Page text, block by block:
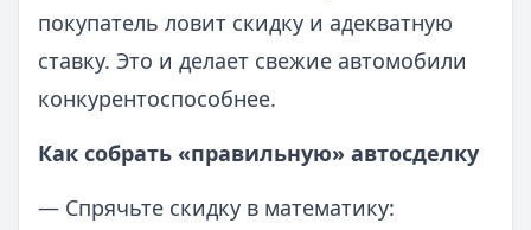
покупатель ловит скидку и адекватную
ставку. Это и делает свежие автомобили
конкурентоспособнее.
Как собрать «правильную» автосделку
— Спрячьте скидку в математику: